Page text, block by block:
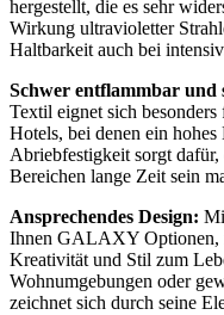
hergestellt, die es sehr
Wirkung ultravioletter
Haltbarkeit auch bei
Schwer entflammbar und
Textil eignet sich
Hotels, bei denen ein
Abriebfestigkeit sorgt dafür,
Bereichen lange Zeit sein
Ansprechendes Design:
Ihnen GALAXY Optionen,
Kreativität und Stil zum
Wohnumgebungen oder
zeichnet sich durch seine